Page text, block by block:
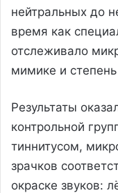
нейтральных до
время как
отслеживало
мимике и
Результаты
контрольной
тиннитусом,
зрачков
окраске звуков: